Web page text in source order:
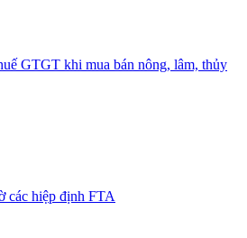
GTGT khi mua bán nông, lâm, thủy
các hiệp định FTA